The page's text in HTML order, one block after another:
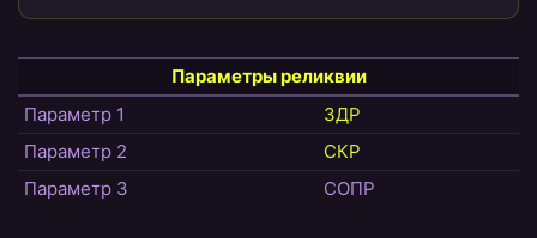
Параметры реликвии
Параметр 1
ЗДР
Параметр 2
СКР
Параметр 3
СОПР